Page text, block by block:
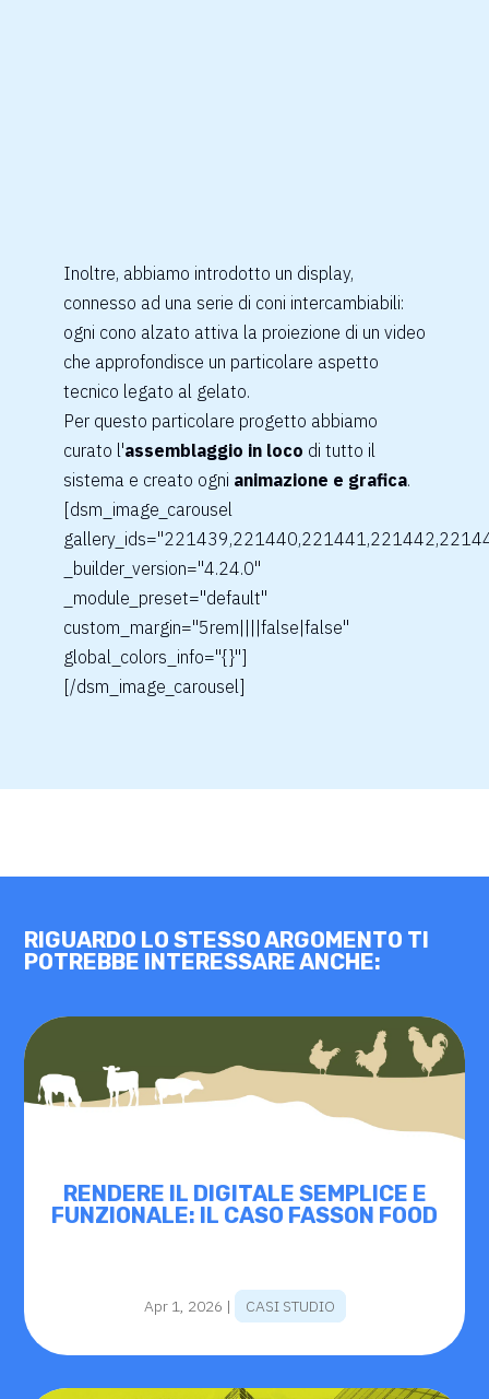
Inoltre, abbiamo introdotto un display,
connesso ad una serie di coni intercambiabili:
ogni cono alzato attiva la proiezione di un video
che approfondisce un particolare aspetto
tecnico legato al gelato.
Per questo particolare progetto abbiamo
curato l'assemblaggio in loco di tutto il
sistema e creato ogni animazione e grafica.
[dsm_image_carousel
_builder_version="4.24.0"
_module_preset="default"
custom_margin="5rem||||false|false"
global_colors_info="{}"]
[/dsm_image_carousel]
RIGUARDO LO STESSO ARGOMENTO TI
POTREBBE INTERESSARE ANCHE:
RENDERE IL DIGITALE SEMPLICE E
FUNZIONALE: IL CASO FASSON FOOD
Apr 1, 2026 | CASI STUDIO